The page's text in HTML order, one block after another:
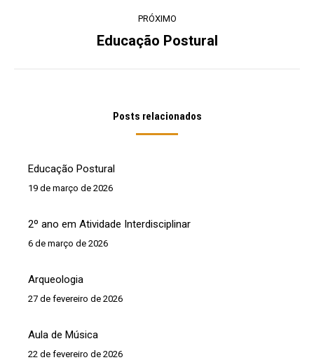
PRÓXIMO
Próximo
Educação Postural
Posts relacionados
Educação Postural
19 de março de 2026
2º ano em Atividade Interdisciplinar
6 de março de 2026
Arqueologia
27 de fevereiro de 2026
Aula de Música
22 de fevereiro de 2026